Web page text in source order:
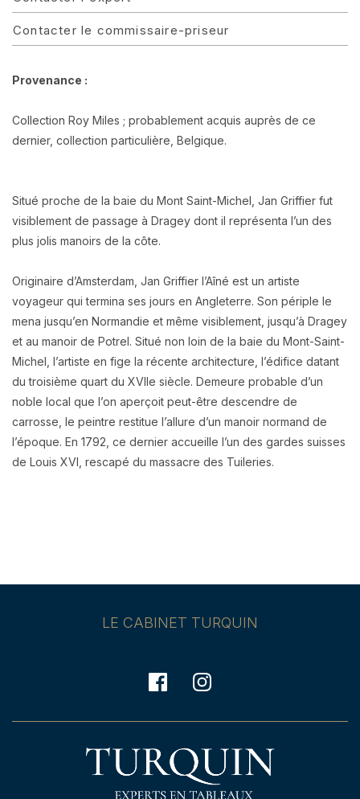
Contacter le commissaire-priseur
Provenance :
Collection Roy Miles ; probablement acquis auprès de ce
dernier, collection particulière, Belgique.
Situé proche de la baie du Mont Saint-Michel, Jan Griffier fut
visiblement de passage à Dragey dont il représenta l’un des
plus jolis manoirs de la côte.
Originaire d’Amsterdam, Jan Griffier l’Aîné est un artiste
voyageur qui termina ses jours en Angleterre. Son périple le
mena jusqu’en Normandie et même visiblement, jusqu’à Dragey
et au manoir de Potrel. Situé non loin de la baie du Mont-Saint-
Michel, l’artiste en fige la récente architecture, l’édifice datant
du troisième quart du XVIIe siècle. Demeure probable d’un
noble local que l’on aperçoit peut-être descendre de
carrosse, le peintre restitue l’allure d’un manoir normand de
l’époque. En 1792, ce dernier accueille l’un des gardes suisses
de Louis XVI, rescapé du massacre des Tuileries.
LE CABINET TURQUIN